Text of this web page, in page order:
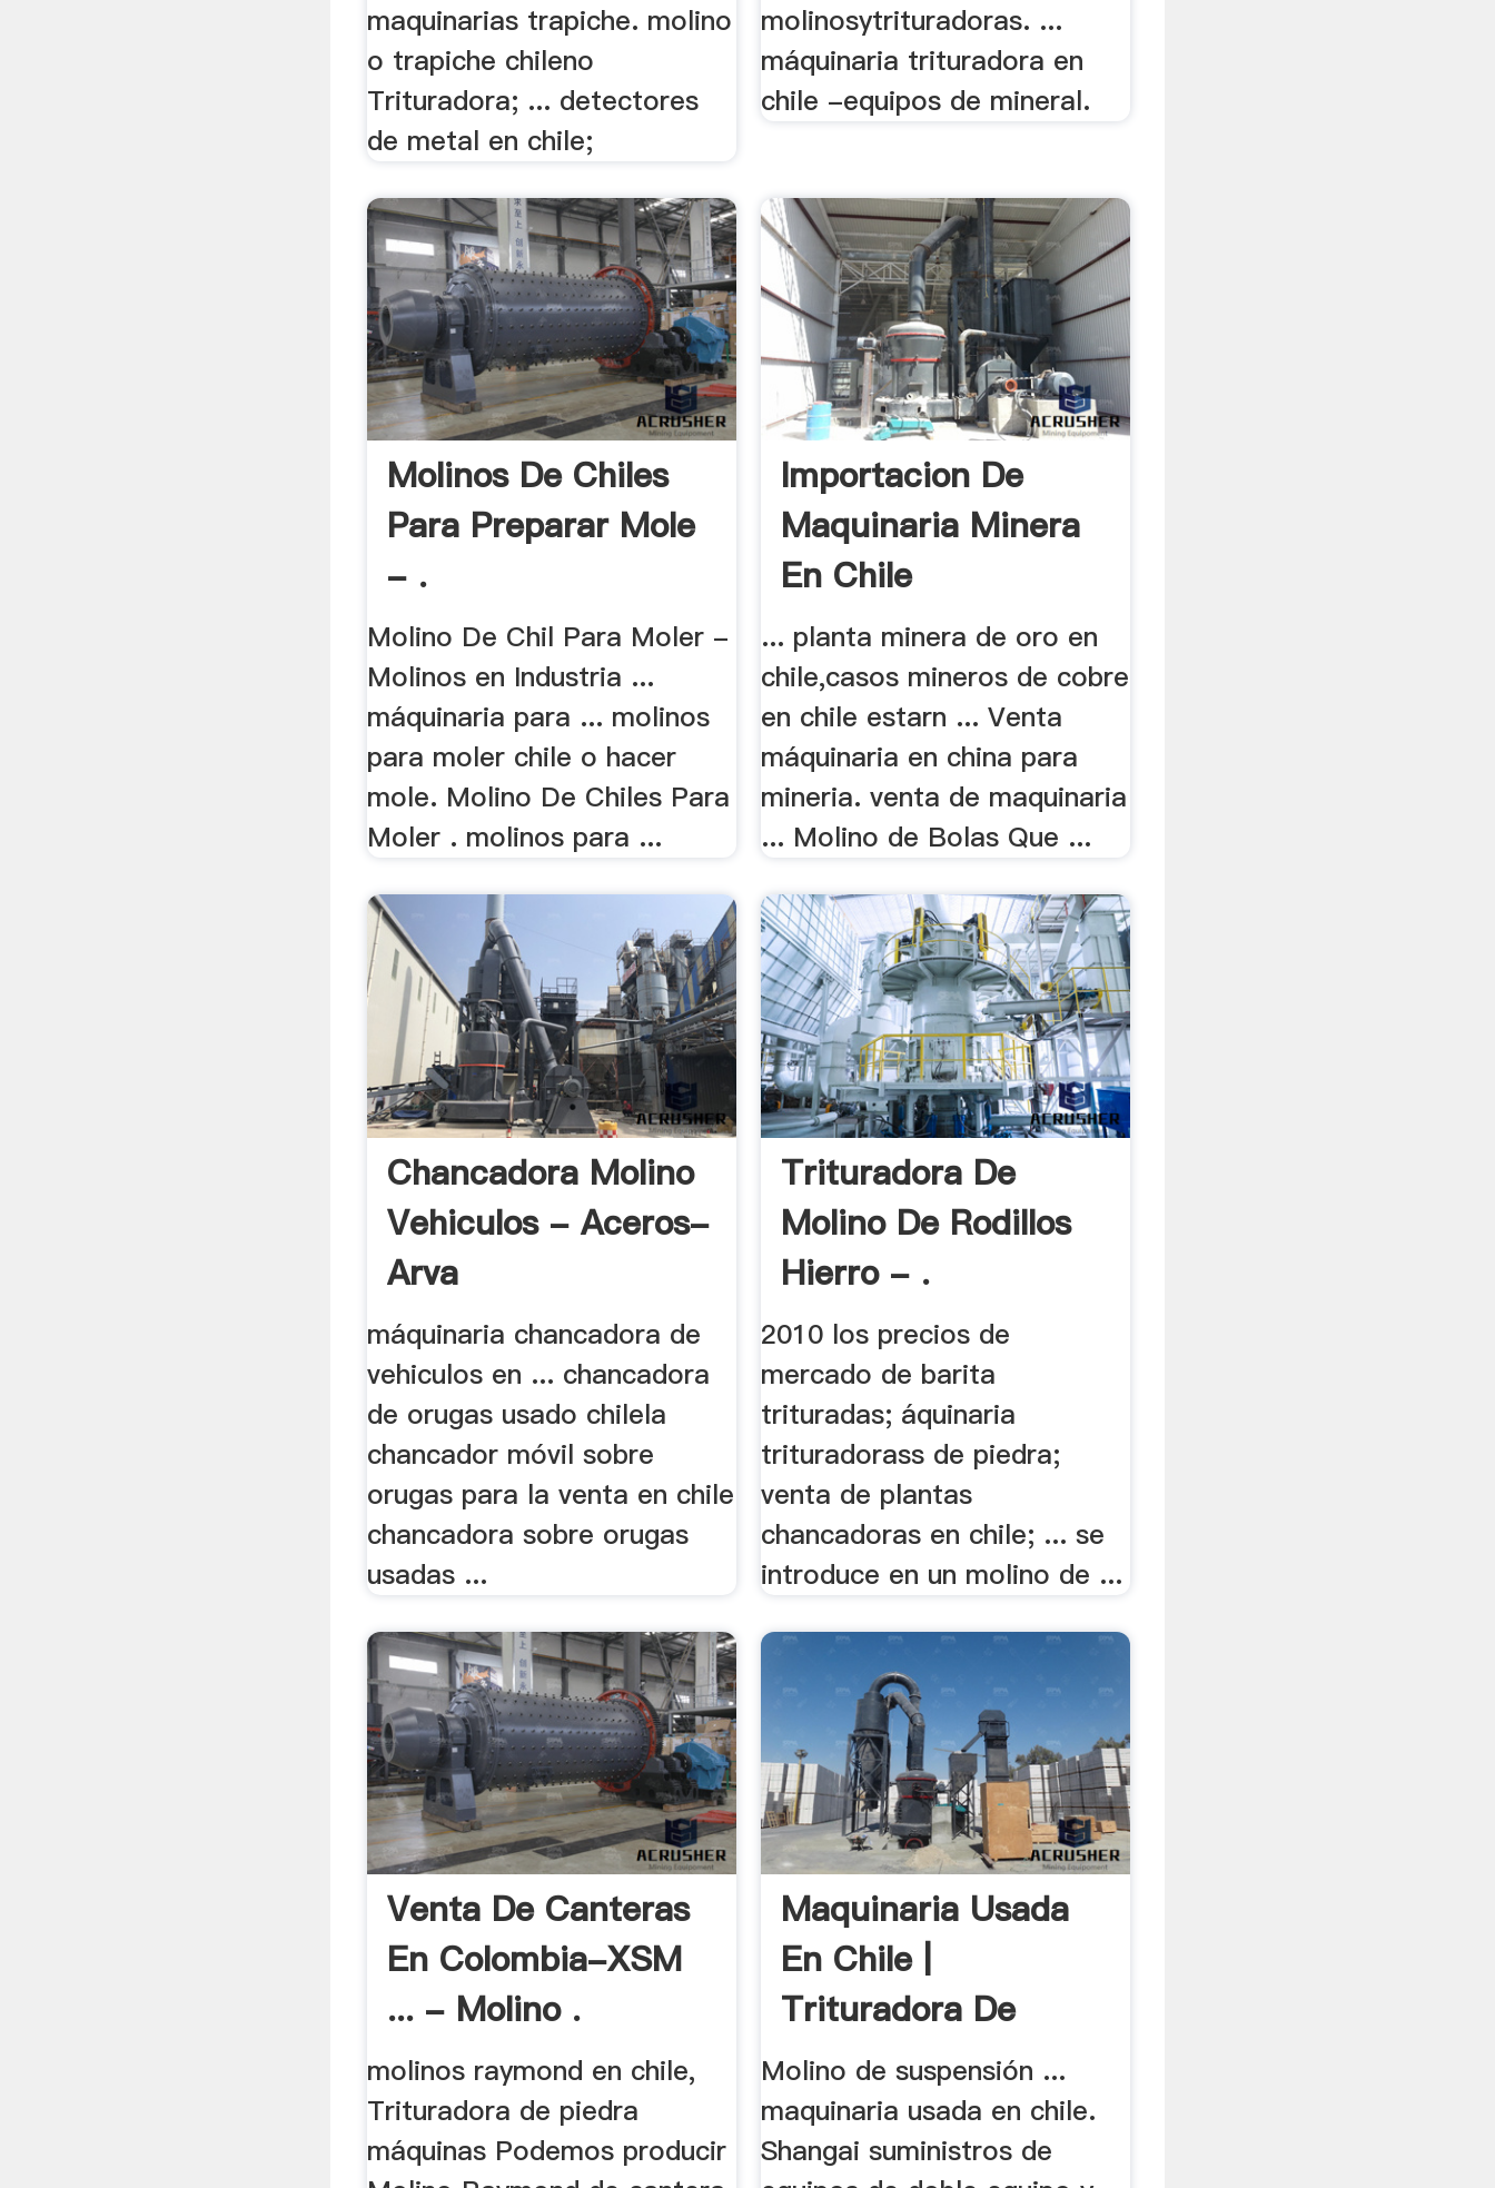
maquinarias trapiche. molino
o trapiche chileno
Trituradora; ... detectores
de metal en chile;
molinosytrituradoras. ...
máquinaria trituradora en
chile -equipos de mineral.
Molinos De Chiles
Para Preparar Mole
- .
Molino De Chil Para Moler -
Molinos en Industria ...
máquinaria para ... molinos
para moler chile o hacer
mole. Molino De Chiles Para
Moler . molinos para ...
Importacion De
Maquinaria Minera
En Chile
... planta minera de oro en
chile,casos mineros de cobre
en chile estarn ... Venta
máquinaria en china para
mineria. venta de maquinaria
... Molino de Bolas Que ...
Chancadora Molino
Vehiculos - Aceros-
Arva
máquinaria chancadora de
vehiculos en ... chancadora
de orugas usado chilela
chancador móvil sobre
orugas para la venta en chile
chancadora sobre orugas
usadas ...
Trituradora De
Molino De Rodillos
Hierro - .
2010 los precios de
mercado de barita
trituradas; áquinaria
trituradorass de piedra;
venta de plantas
chancadoras en chile; ... se
introduce en un molino de ...
Venta De Canteras
En Colombia-XSM
... - Molino .
molinos raymond en chile,
Trituradora de piedra
máquinas Podemos producir
Maquinaria Usada
En Chile |
Trituradora De
Molinos
Molino de suspensión ...
maquinaria usada en chile.
Shangai suministros de